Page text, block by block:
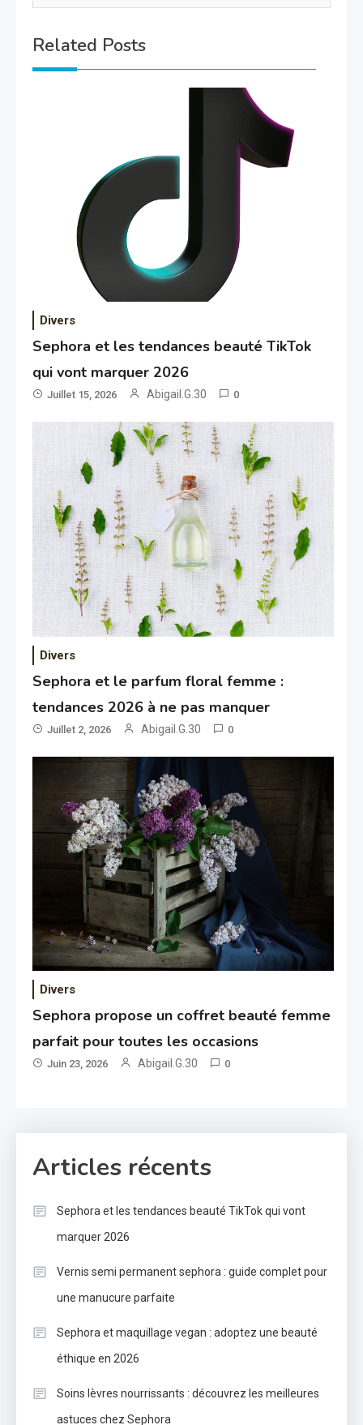
Related Posts
Divers
Sephora et les tendances beauté TikTok
qui vont marquer 2026
Juillet 15, 2026 Abigail.G.30 0
Divers
Sephora et le parfum floral femme :
tendances 2026 à ne pas manquer
Juillet 2, 2026 Abigail.G.30 0
Divers
Sephora propose un coffret beauté femme
parfait pour toutes les occasions
Juin 23, 2026 Abigail.G.30 0
Articles récents
Sephora et les tendances beauté TikTok qui vont
marquer 2026
Vernis semi permanent sephora : guide complet pour
une manucure parfaite
Sephora et maquillage vegan : adoptez une beauté
éthique en 2026
Soins lèvres nourrissants : découvrez les meilleures
astuces chez Sephora